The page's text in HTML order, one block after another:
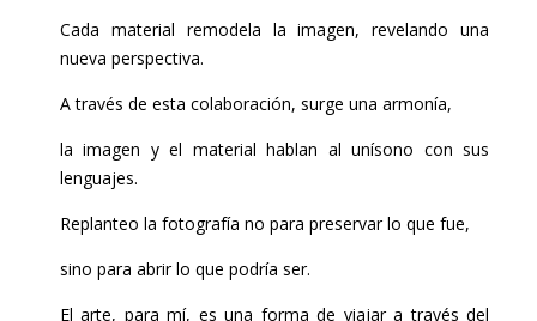
Cada material remodela la imagen, revelando una
nueva perspectiva.
A través de esta colaboración, surge una armonía,
la imagen y el material hablan al unísono con sus
lenguajes.
Replanteo la fotografía no para preservar lo que fue,
sino para abrir lo que podría ser.
El arte, para mí, es una forma de viajar a través del